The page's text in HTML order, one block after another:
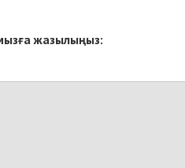
жазылыңыз: